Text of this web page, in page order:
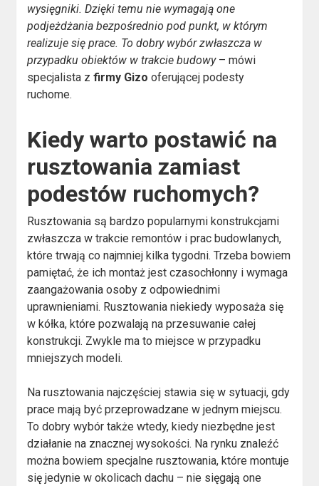
wysięgniki. Dzięki temu nie wymagają one
podjeżdżania bezpośrednio pod punkt, w którym
realizuje się prace. To dobry wybór zwłaszcza w
przypadku obiektów w trakcie budowy– mówi
specjalista zfirmy Gizo oferującej podesty
ruchome.
Kiedy warto postawić na
rusztowania zamiast
podestów ruchomych?
Rusztowania są bardzo popularnymi konstrukcjami
zwłaszcza w trakcie remontów i prac budowlanych,
które trwają co najmniej kilka tygodni. Trzeba bowiem
pamiętać, że ich montaż jest czasochłonny i wymaga
zaangażowania osoby z odpowiednimi
uprawnieniami. Rusztowania niekiedy wyposaża się
w kółka, które pozwalają na przesuwanie całej
konstrukcji. Zwykle ma to miejsce w przypadku
mniejszych modeli.
Na rusztowania najczęściej stawia się w sytuacji, gdy
prace mają być przeprowadzane w jednym miejscu.
To dobry wybór także wtedy, kiedy niezbędne jest
działanie na znacznej wysokości. Na rynku znaleźć
można bowiem specjalne rusztowania, które montuje
się jedynie w okolicach dachu – nie sięgają one